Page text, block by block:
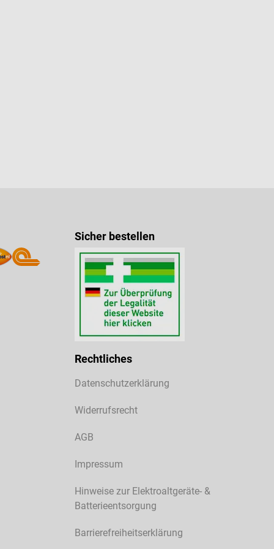
Sicher bestellen
Rechtliches
Datenschutzerklärung
Widerrufsrecht
AGB
Impressum
Hinweise zur Elektroaltgeräte- &
Batterieentsorgung
Barrierefreiheitserklärung